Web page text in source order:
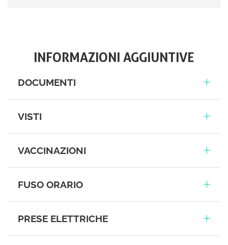
INFORMAZIONI AGGIUNTIVE
DOCUMENTI
VISTI
VACCINAZIONI
FUSO ORARIO
PRESE ELETTRICHE